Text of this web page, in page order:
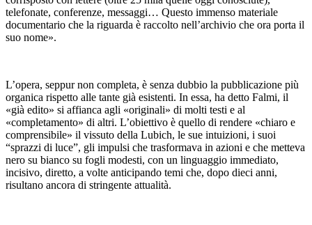
telefonate, conferenze, messaggi… Questo immenso materiale
documentario che la riguarda è raccolto nell’archivio che ora porta il
suo nome».
L’opera, seppur non completa, è senza dubbio la pubblicazione più
organica rispetto alle tante già esistenti. In essa, ha detto Falmi, il
«già edito» si affianca agli «originali» di molti testi e al
«completamento» di altri. L’obiettivo è quello di rendere «chiaro e
comprensibile» il vissuto della Lubich, le sue intuizioni, i suoi
“sprazzi di luce”, gli impulsi che trasformava in azioni e che metteva
nero su bianco su fogli modesti, con un linguaggio immediato,
incisivo, diretto, a volte anticipando temi che, dopo dieci anni,
risultano ancora di stringente attualità.